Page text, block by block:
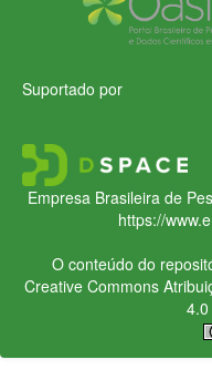
Suportado por
Empresa Brasileira de
https://
O conteúdo do
Creative Commons